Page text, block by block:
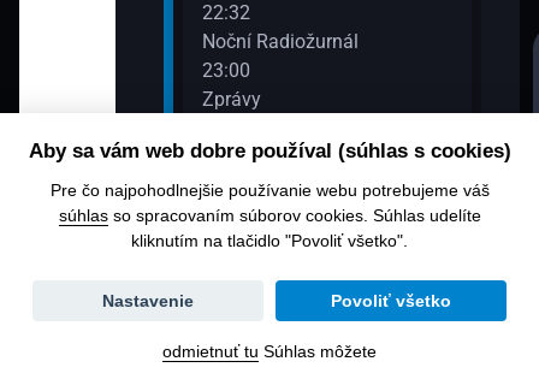
Zmena
dátumu
22:32
Noční Radiožurnál
23:00
Zprávy
Noční Radiožurnál
23:30
Zprávy
23:32
Aby sa vám web dobre používal (súhlas s cookies)
Pre čo najpohodlnejšie používanie webu potrebujeme váš
súhlasso spracovaním súborov cookies. Súhlas udelíte
kliknutím na tlačidlo "Povoliť všetko".
Povoliť všetko
Nastavenie
odmietnuť tu Súhlas môžete